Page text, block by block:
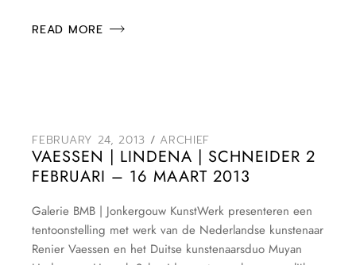
READ MORE
FEBRUARY 24, 2013 ARCHIEF
VAESSEN | LINDENA | SCHNEIDER 2
FEBRUARI – 16 MAART 2013
Galerie BMB | Jonkergouw KunstWerk presenteren een
tentoonstelling met werk van de Nederlandse kunstenaar
Renier Vaessen en het Duitse kunstenaarsduo Muyan